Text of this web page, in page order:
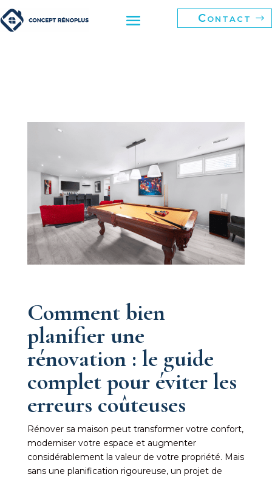
Contact
Comment bien
planifier une
rénovation : le guide
complet pour éviter les
erreurs coûteuses
Rénover sa maison peut transformer votre confort,
moderniser votre espace et augmenter
considérablement la valeur de votre propriété. Mais
sans une planification rigoureuse, un projet de